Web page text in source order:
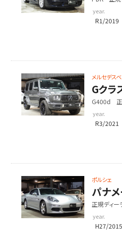
year.
R1/2019
メルセデス
Gクラ
G400d 正
year.
R3/2021
ポルシェ
パナ
正規ディ
year.
H27/2015